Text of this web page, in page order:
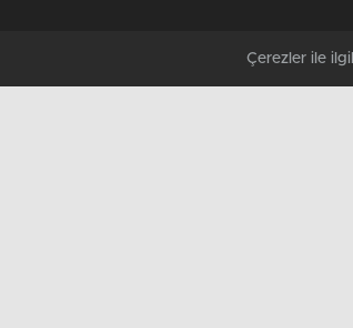
Çerezler ile